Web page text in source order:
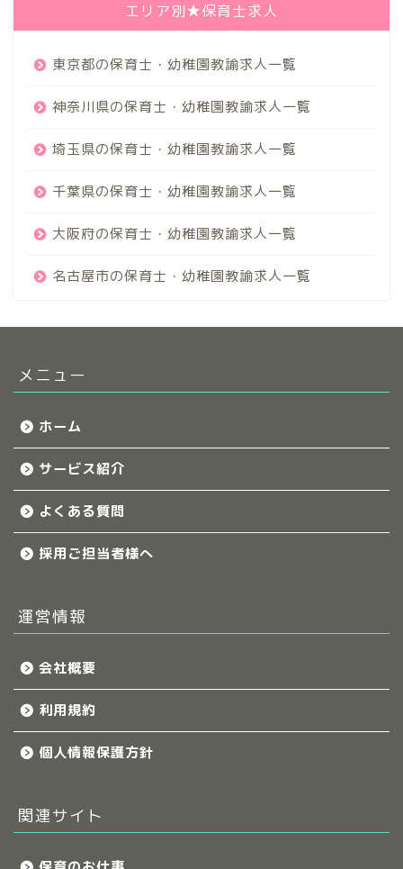
エリア別★保育士求人
東京都の保育士・幼稚園教諭求人一覧
神奈川県の保育士・幼稚園教諭求人一覧
埼玉県の保育士・幼稚園教諭求人一覧
千葉県の保育士・幼稚園教諭求人一覧
大阪府の保育士・幼稚園教諭求人一覧
名古屋市の保育士・幼稚園教諭求人一覧
メニュー
ホーム
サービス紹介
よくある質問
採用ご担当者様へ
運営情報
会社概要
利用規約
個人情報保護方針
関連サイト